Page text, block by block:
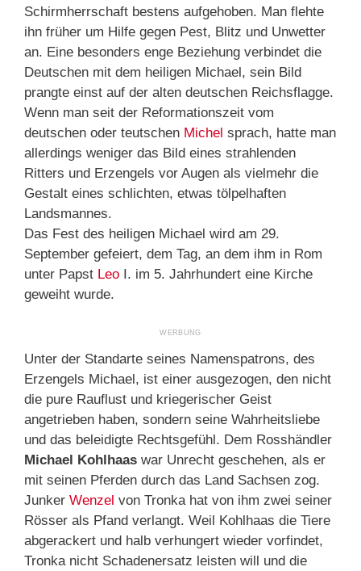
Schirmherrschaft bestens aufgehoben. Man flehte
ihn früher um Hilfe gegen Pest, Blitz und Unwetter
an. Eine besonders enge Beziehung verbindet die
Deutschen mit dem heiligen Michael, sein Bild
prangte einst auf der alten deutschen Reichsflagge.
Wenn man seit der Reformationszeit vom
deutschen oder teutschen Michel sprach, hatte man
allerdings weniger das Bild eines strahlenden
Ritters und Erzengels vor Augen als vielmehr die
Gestalt eines schlichten, etwas tölpelhaften
Landsmannes.
Das Fest des heiligen Michael wird am 29.
September gefeiert, dem Tag, an dem ihm in Rom
unter Papst Leo I. im 5. Jahrhundert eine Kirche
geweiht wurde.
Unter der Standarte seines Namenspatrons, des
Erzengels Michael, ist einer ausgezogen, den nicht
die pure Rauflust und kriegerischer Geist
angetrieben haben, sondern seine Wahrheitsliebe
und das beleidigte Rechtsgefühl. Dem Rosshändler
Michael Kohlhaas war Unrecht geschehen, als er
mit seinen Pferden durch das Land Sachsen zog.
Junker Wenzel von Tronka hat von ihm zwei seiner
Rösser als Pfand verlangt. Weil Kohlhaas die Tiere
abgerackert und halb verhungert wieder vorfindet,
Tronka nicht Schadenersatz leisten will und die